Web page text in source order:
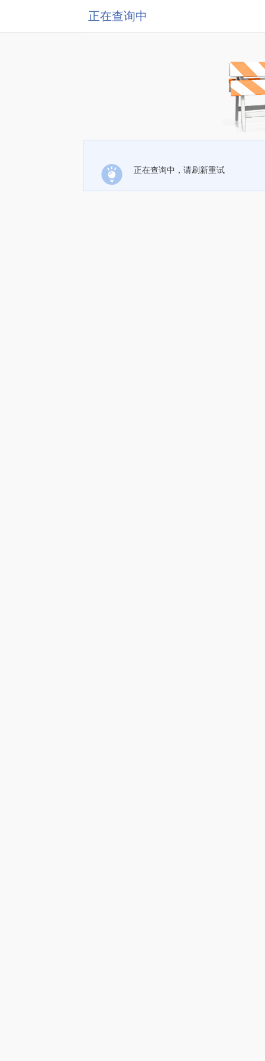
正在查询中
正在查询中，请刷新重试